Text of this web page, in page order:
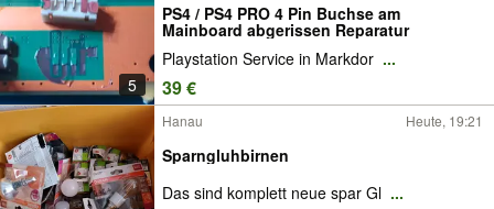
5
PS4 / PS4 PRO 4 Pin Buchse am
Mainboard abgerissen Reparatur
Playstation Service in Markdor ...
39 €
Hanau Heute, 19:21
Sparngluhbirnen
Das sind komplett neue spar Gl ...